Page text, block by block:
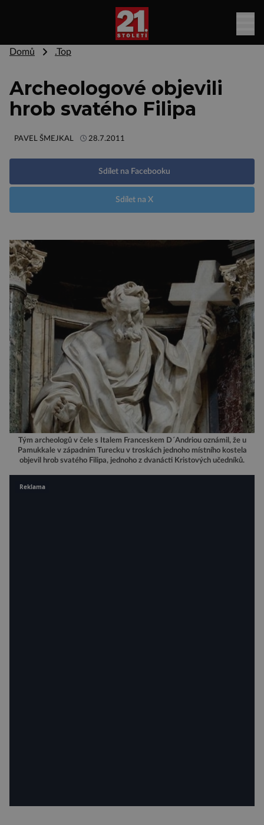
Domů .Top
Archeologové objevili
hrob svatého Filipa
PAVEL ŠMEJKAL 28.7.2011
Sdílet na Facebooku
Sdílet na X
Tým archeologů v čele s Italem Franceskem D´Andriou oznámil, že u
Pamukkale v západním Turecku v troskách jednoho místního kostela
objevil hrob svatého Filipa, jednoho z dvanácti Kristových učedníků.
Reklama